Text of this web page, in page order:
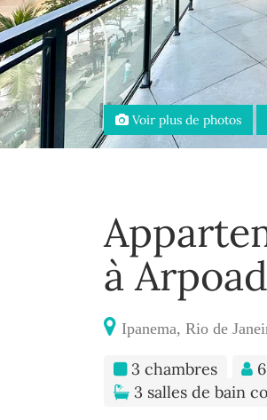
Voir plus de photos
à
Ipanema, Rio de
3 chambres
3 salles de bain